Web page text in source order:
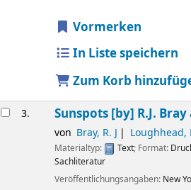
Vormerken
In Liste speichern
Zum Korb
3. Sunspots [by] R.J.
von Bray, R. J Loughhead,
Materialtyp: Text; Format:
Sachliteratur
Veröffentlichungsangaben: New